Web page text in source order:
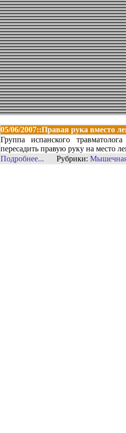
05/06/2007::Правая рука вместо
Группа испанского
пересадить правую руку на место
Подробнее...
Рубрики: